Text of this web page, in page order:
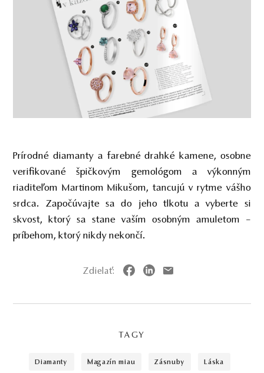
Prírodné diamanty a farebné drahké kamene, osobne
verifikované špičkovým gemológom a výkonným
riaditeľom Martinom Mikušom, tancujú v rytme vášho
srdca. Započúvajte sa do jeho tlkotu a vyberte si
skvost, ktorý sa stane vaším osobným amuletom –
príbehom, ktorý nikdy nekončí.
Zdielať:
TAGY
diamanty magazín miau zásnuby láska